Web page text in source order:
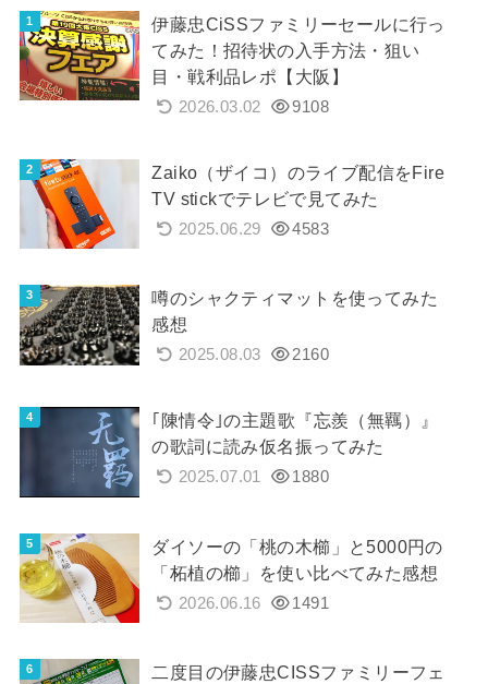
伊藤忠CiSSファミリーセールに行っ
てみた！招待状の入手方法・狙い
目・戦利品レポ【大阪】
2026.03.02 9108
Zaiko（ザイコ）のライブ配信をFire
TV stickでテレビで見てみた
2025.06.29 4583
噂のシャクティマットを使ってみた
感想
2025.08.03 2160
｢陳情令｣の主題歌『忘羨（無羈）』
の歌詞に読み仮名振ってみた
2025.07.01 1880
ダイソーの「桃の木櫛」と5000円の
「柘植の櫛」を使い比べてみた感想
2026.06.16 1491
二度目の伊藤忠CISSファミリーフェ